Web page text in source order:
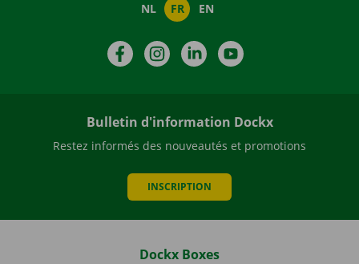
NL FR EN
FacebookInstagramLinkedIn
Bulletin d'information Dockx
Restez informés des nouveautés et promotions
INSCRIPTION
Dockx Boxes